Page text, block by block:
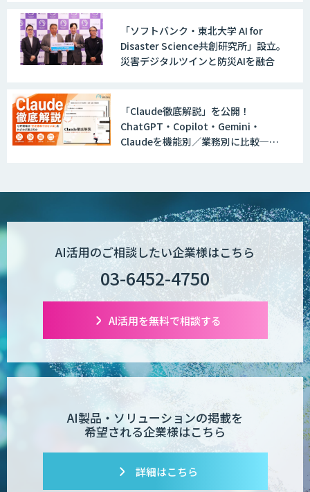
「ソフトバンク・東北大学 AI for
Disaster Science共創研究所」設立。
災害デジタルツインと防災AIを融合
「Claude徹底解説」を公開！
ChatGPT・Copilot・Gemini・
Claudeを機能別／業務別に比較―自
AI活用のご相談したい企業様はこちら
03-6452-4750
AI活用を無料で相談する
AI製品・ソリューションの掲載を
希望される企業様はこちら
詳細はこちら